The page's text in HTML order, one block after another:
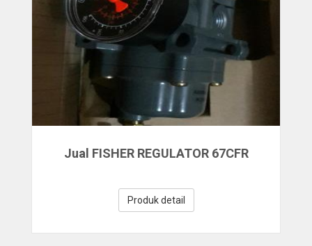
Jual FISHER REGULATOR 67CFR
Produk detail